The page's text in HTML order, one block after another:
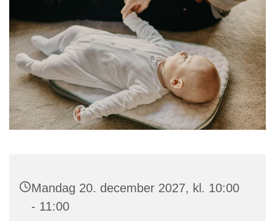
Mandag 20. december 2027, kl. 10:00
- 11:00